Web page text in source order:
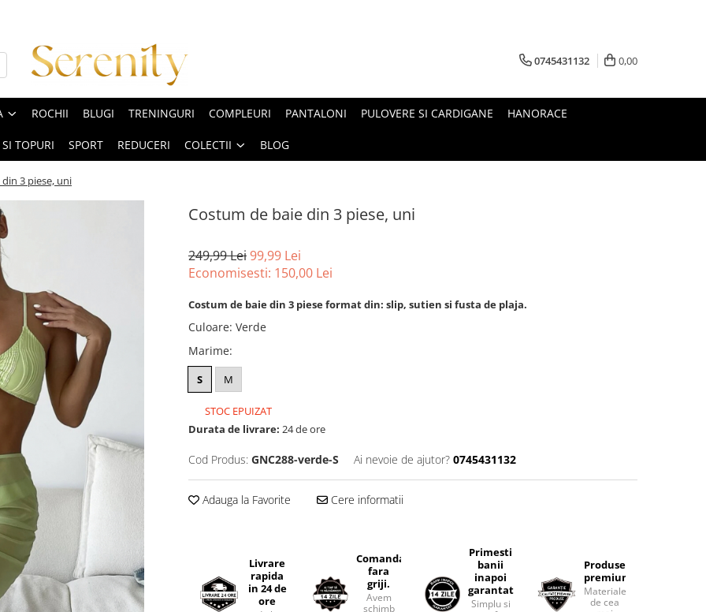
0745431132 0,00
ROCHII BLUGI TRENINGURI COMPLEURI PANTALONI PULOVERE SI CARDIGANE HANORACE
TOPURI SPORT REDUCERI COLECTII BLOG
3 piese, uni
Costum de baie din 3 piese, uni
249,99 Lei99,99 Lei
Economisesti: 150,00 Lei
Costum de baie din 3 piese format din: slip, sutien si fusta de plaja.
Culoare: Verde
Marime:
S M
STOC EPUIZAT
Durata de livrare: 24 de ore
Cod Produs: GNC288-verde-S Ai nevoie de ajutor? 0745431132
Adauga la Favorite Cere informatii
Livrare
rapida
in 24 de
ore
Comanda
fara
griji.
Avem
schimb
Primesti
banii
inapoi
garantat
Simplu si
Produse
premium.
Materiale
de cea